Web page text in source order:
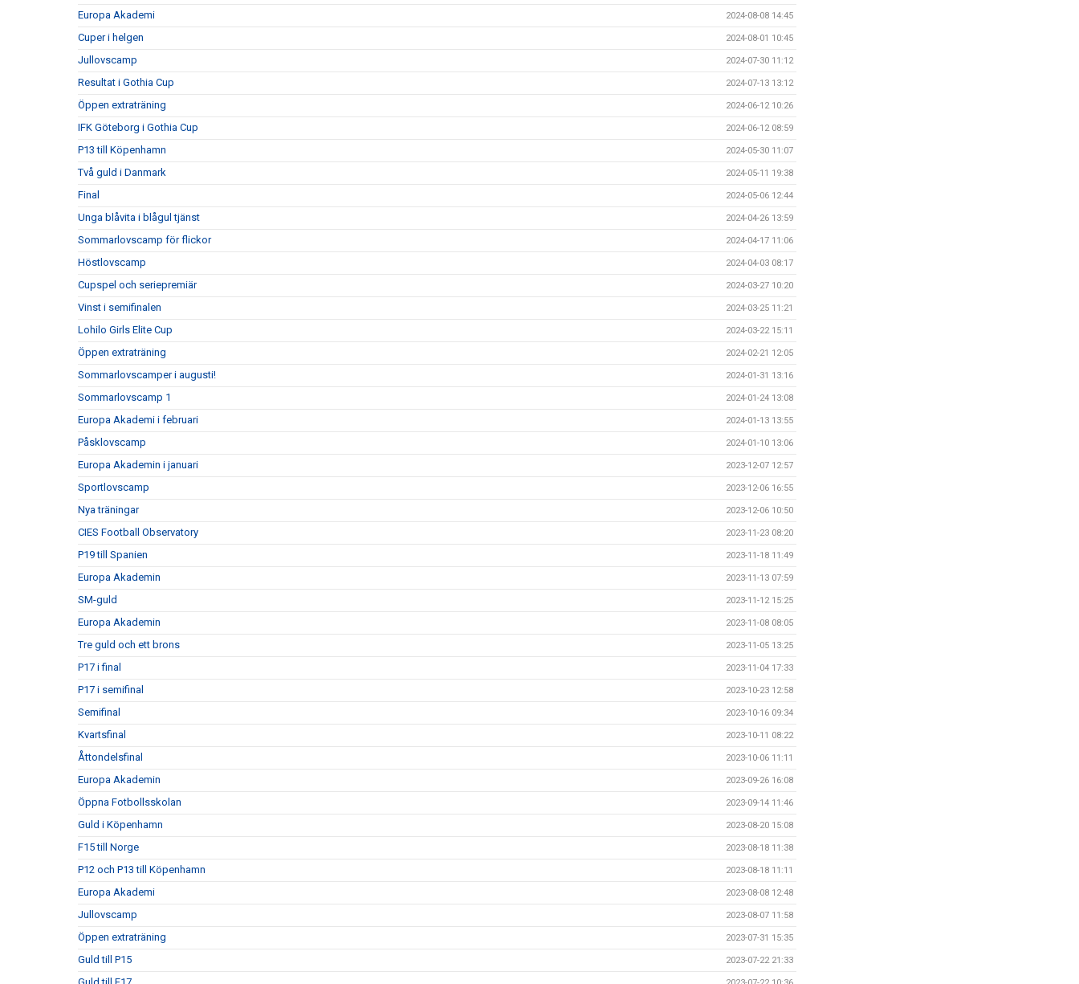
Europa Akademi 2024-08-08 14:45
Cuper i helgen 2024-08-01 10:45
Jullovscamp 2024-07-30 11:12
Resultat i Gothia Cup 2024-07-13 13:12
Öppen extraträning 2024-06-12 10:26
IFK Göteborg i Gothia Cup 2024-06-12 08:59
P13 till Köpenhamn 2024-05-30 11:07
Två guld i Danmark 2024-05-11 19:38
Final 2024-05-06 12:44
Unga blåvita i blågul tjänst 2024-04-26 13:59
Sommarlovscamp för flickor 2024-04-17 11:06
Höstlovscamp 2024-04-03 08:17
Cupspel och seriepremiär 2024-03-27 10:20
Vinst i semifinalen 2024-03-25 11:21
Lohilo Girls Elite Cup 2024-03-22 15:11
Öppen extraträning 2024-02-21 12:05
Sommarlovscamper i augusti! 2024-01-31 13:16
Sommarlovscamp 1 2024-01-24 13:08
Europa Akademi i februari 2024-01-13 13:55
Påsklovscamp 2024-01-10 13:06
Europa Akademin i januari 2023-12-07 12:57
Sportlovscamp 2023-12-06 16:55
Nya träningar 2023-12-06 10:50
CIES Football Observatory 2023-11-23 08:20
P19 till Spanien 2023-11-18 11:49
Europa Akademin 2023-11-13 07:59
SM-guld 2023-11-12 15:25
Europa Akademin 2023-11-08 08:05
Tre guld och ett brons 2023-11-05 13:25
P17 i final 2023-11-04 17:33
P17 i semifinal 2023-10-23 12:58
Semifinal 2023-10-16 09:34
Kvartsfinal 2023-10-11 08:22
Åttondelsfinal 2023-10-06 11:11
Europa Akademin 2023-09-26 16:08
Öppna Fotbollsskolan 2023-09-14 11:46
Guld i Köpenhamn 2023-08-20 15:08
F15 till Norge 2023-08-18 11:38
P12 och P13 till Köpenhamn 2023-08-18 11:11
Europa Akademi 2023-08-08 12:48
Jullovscamp 2023-08-07 11:58
Öppen extraträning 2023-07-31 15:35
Guld till P15 2023-07-22 21:33